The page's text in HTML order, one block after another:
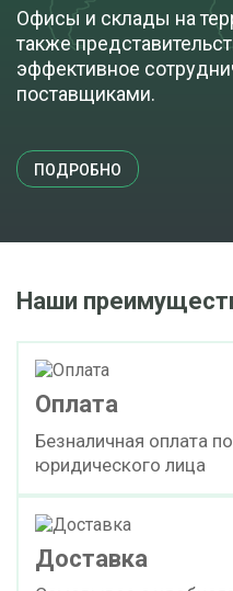
Офисы и склады на
также
эффективное
поставщиками.
ПОДРОБНО
Наши
Оплата
Безналичная оплата
юридического лица
Доставка